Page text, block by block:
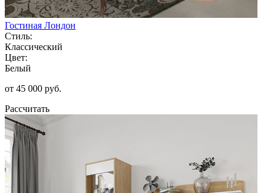
Гостиная Лондон
Стиль:
Классический
Цвет:
Белый
от 45 000 руб.
Рассчитать